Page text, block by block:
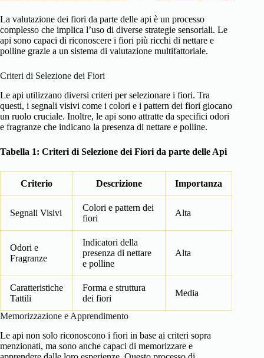
La valutazione dei fiori da parte delle api è un processo
complesso che implica l’uso di diverse strategie sensoriali. Le
api sono capaci di riconoscere i fiori più ricchi di nettare e
polline grazie a un sistema di valutazione multifattoriale.
Criteri di Selezione dei Fiori
Le api utilizzano diversi criteri per selezionare i fiori. Tra
questi, i segnali visivi come i colori e i pattern dei fiori giocano
un ruolo cruciale. Inoltre, le api sono attratte da specifici odori
e fragranze che indicano la presenza di nettare e polline.
Tabella 1: Criteri di Selezione dei Fiori da parte delle Api
Criterio Descrizione Importanza
Segnali Visivi
Colori e pattern dei
fiori
Alta
Odori e
Fragranze
Indicatori della
presenza di nettare
e polline
Alta
Caratteristiche
Tattili
Forma e struttura
dei fiori
Media
Memorizzazione e Apprendimento
Le api non solo riconoscono i fiori in base ai criteri sopra
menzionati, ma sono anche capaci di memorizzare e